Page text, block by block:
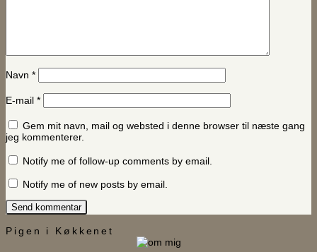
Navn *
E-mail *
Gem mit navn, mail og websted i denne browser til næste gang
jeg kommenterer.
Notify me of follow-up comments by email.
Notify me of new posts by email.
Pigen i Køkkenet